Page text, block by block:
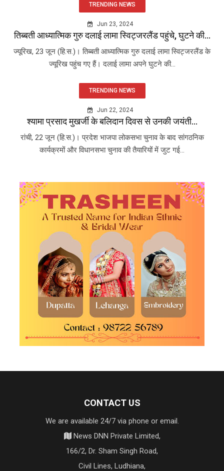
TRENDING NEWS
Jun 23, 2024
तिब्बती आध्यात्मिक गुरु दलाई लामा स्विट्जरलैंड पहुंचे, घुटने की...
ज्यूरिख, 23 जून (हि.स.)। तिब्बती आध्यात्मिक गुरु दलाई लामा स्विट्जरलैंड के
ज्यूरिख पहुंच गए हैं। दलाई लामा अपने घुटने की...
TRENDING NEWS
Jun 22, 2024
श्यामा प्रसाद मुखर्जी के बलिदान दिवस से उनकी जयंती...
रांची, 22 जून (हि.स.)। प्रदेश भाजपा लोकसभा चुनाव के बाद सांगठनिक
कार्यक्रमों और विधानसभा चुनाव की तैयारियों में जुट गई...
CONTACT US
We are available 24/7 via phone or email.
News DNN Private Limited,
166/2, Dr. Sham Singh Road,
Civil Lines, Ludhiana,